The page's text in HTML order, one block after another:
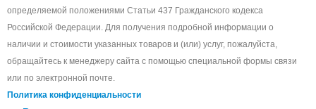
определяемой положениями Статьи 437 Гражданского кодекса
Российской Федерации. Для получения подробной информации о
наличии и стоимости указанных товаров и (или) услуг, пожалуйста,
обращайтесь к менеджеру сайта с помощью специальной формы связи
или по электронной почте.
Политика конфиденциальности